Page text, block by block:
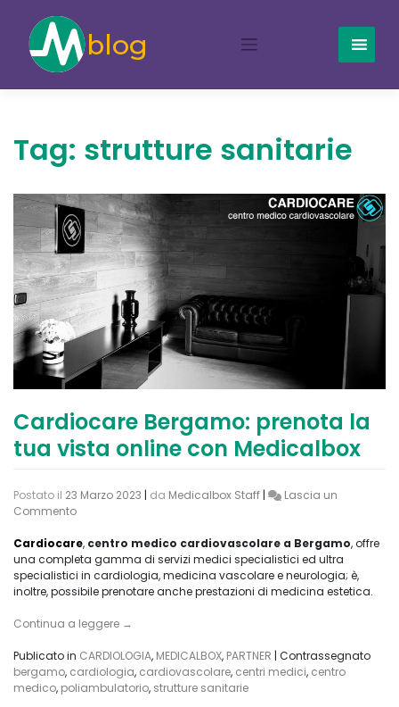
content
Tag: strutture sanitarie
Cardiocare Bergamo: prenota la
tua vista online con Medicalbox
Postato il 23 Marzo 2023 da Medicalbox Staff
Lascia un
Commentoon
Bergamo:
prenota
la
tua
online
Medicalbox
Cardiocare, centro medico cardiovascolare a Bergamo, offre
una completa gamma di servizi medici specialistici ed ultra
specialistici in cardiologia, medicina vascolare e neurologia; è,
inoltre, possibile prenotare anche prestazioni di medicina estetica.
Continua a leggere →
Publicato in CARDIOLOGIA, MEDICALBOX, PARTNER Contrassegnato
bergamo, cardiologia, cardiovascolare, centri medici, centro
medico, poliambulatorio, strutture sanitarie